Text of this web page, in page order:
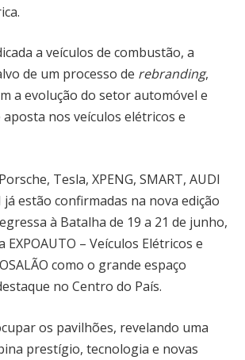
a veículos de combustão, a
de um processo de rebranding,
a evolução do setor automóvel e
aposta nos veículos elétricos e
Tesla, XPENG, SMART, AUDI
já estão confirmadas na nova edição
à Batalha de 19 a 21 de junho,
EXPOAUTO – Veículos Elétricos e
como o grande espaço
no Centro do País.
os pavilhões, revelando uma
prestígio, tecnologia e novas